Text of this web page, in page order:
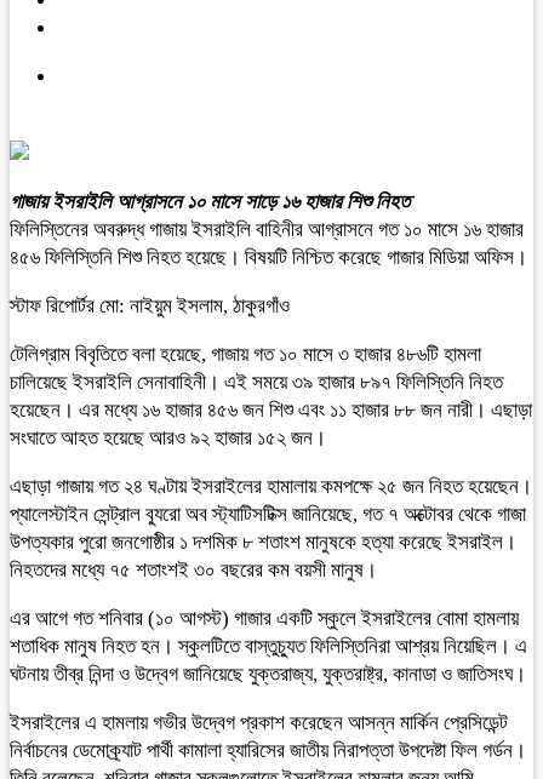
গাজায় ইসরাইলি আগ্রাসনে ১০ মাসে সাড়ে ১৬ হাজার শিশু নিহত
ফিলিস্তিনের অবরুদ্ধ গাজায় ইসরাইলি বাহিনীর আগ্রাসনে গত ১০ মাসে ১৬ হাজার
৪৫৬ ফিলিস্তিনি শিশু নিহত হয়েছে। বিষয়টি নিশ্চিত করেছে গাজার মিডিয়া অফিস।
স্টাফ রিপোর্টর মো: নাইয়ুম ইসলাম, ঠাকুরগাঁও
টেলিগ্রাম বিবৃতিতে বলা হয়েছে, গাজায় গত ১০ মাসে ৩ হাজার ৪৮৬টি হামলা
চালিয়েছে ইসরাইলি সেনাবাহিনী। এই সময়ে ৩৯ হাজার ৮৯৭ ফিলিস্তিনি নিহত
হয়েছেন। এর মধ্যে ১৬ হাজার ৪৫৬ জন শিশু এবং ১১ হাজার ৮৮ জন নারী। এছাড়া
সংঘাতে আহত হয়েছে আরও ৯২ হাজার ১৫২ জন।
এছাড়া গাজায় গত ২৪ ঘণ্টায় ইসরাইলের হামালায় কমপক্ষে ২৫ জন নিহত হয়েছেন।
প্যালেস্টাইন সেন্ট্রাল ব্যুরো অব স্ট্যাটিসটিক্স জানিয়েছে, গত ৭ অক্টোবর থেকে গাজা
উপত্যকার পুরো জনগোষ্ঠীর ১ দশমিক ৮ শতাংশ মানুষকে হত্যা করেছে ইসরাইল।
নিহতদের মধ্যে ৭৫ শতাংশই ৩০ বছরের কম বয়সী মানুষ।
এর আগে গত শনিবার (১০ আগস্ট) গাজার একটি স্কুলে ইসরাইলের বোমা হামলায়
শতাধিক মানুষ নিহত হন। স্কুলটিতে বাস্তুচ্যুত ফিলিস্তিনিরা আশ্রয় নিয়েছিল। এ
ঘটনায় তীব্র নিন্দা ও ‍উদ্বেগ জানিয়েছে যুক্তরাজ্য, যুক্তরাষ্ট্র, কানাডা ও জাতিসংঘ।
ইসরাইলের এ হামলায় গভীর ‍উদ্বেগ প্রকাশ করেছেন আসন্ন মার্কিন প্রেসিডেন্ট
নির্বাচনের ডেমোক্র্যাট পার্থী কামালা হ্যারিসের জাতীয় নিরাপত্তা উপদেষ্টা ফিল গর্ডন।